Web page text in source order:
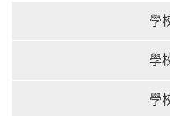
學
學
學